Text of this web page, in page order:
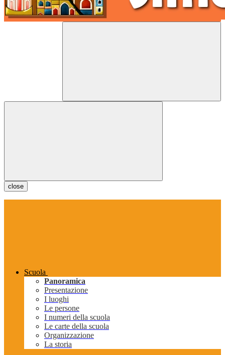
close
Scuola
Panoramica
Presentazione
I luoghi
Le persone
I numeri della scuola
Le carte della scuola
Organizzazione
La storia